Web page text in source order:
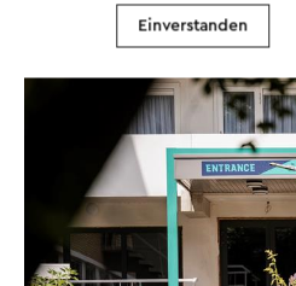
Einverstanden